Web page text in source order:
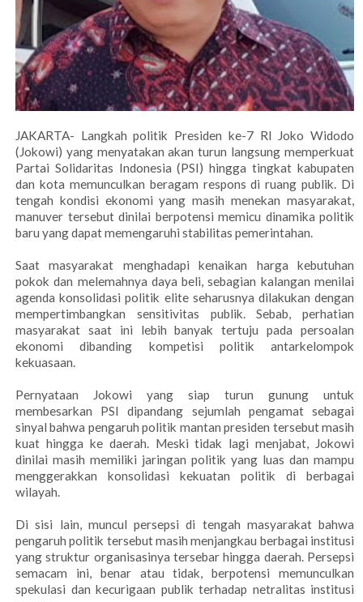
JAKARTA- Langkah politik Presiden ke-7 RI Joko Widodo
(Jokowi) yang menyatakan akan turun langsung memperkuat
Partai Solidaritas Indonesia (PSI) hingga tingkat kabupaten
dan kota memunculkan beragam respons di ruang publik. Di
tengah kondisi ekonomi yang masih menekan masyarakat,
manuver tersebut dinilai berpotensi memicu dinamika politik
baru yang dapat memengaruhi stabilitas pemerintahan.
Saat masyarakat menghadapi kenaikan harga kebutuhan
pokok dan melemahnya daya beli, sebagian kalangan menilai
agenda konsolidasi politik elite seharusnya dilakukan dengan
mempertimbangkan sensitivitas publik. Sebab, perhatian
masyarakat saat ini lebih banyak tertuju pada persoalan
ekonomi dibanding kompetisi politik antarkelompok
kekuasaan.
Pernyataan Jokowi yang siap turun gunung untuk
membesarkan PSI dipandang sejumlah pengamat sebagai
sinyal bahwa pengaruh politik mantan presiden tersebut masih
kuat hingga ke daerah. Meski tidak lagi menjabat, Jokowi
dinilai masih memiliki jaringan politik yang luas dan mampu
menggerakkan konsolidasi kekuatan politik di berbagai
wilayah.
Di sisi lain, muncul persepsi di tengah masyarakat bahwa
pengaruh politik tersebut masih menjangkau berbagai institusi
yang struktur organisasinya tersebar hingga daerah. Persepsi
semacam ini, benar atau tidak, berpotensi memunculkan
spekulasi dan kecurigaan publik terhadap netralitas institusi